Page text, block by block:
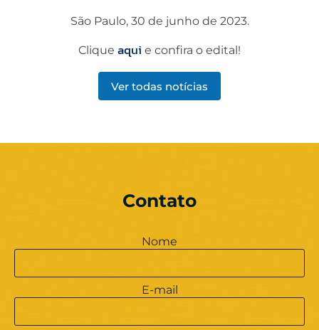
São Paulo, 30 de junho de 2023.
Clique aqui e confira o edital!
Ver todas notícias
Contato
Nome
E-mail